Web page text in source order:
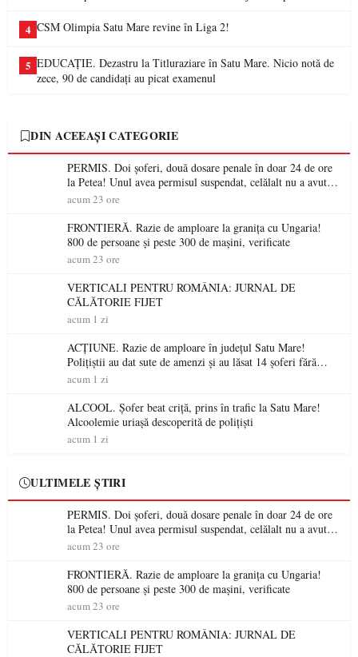
4 CSM Olimpia Satu Mare revine în Liga 2!
5 EDUCAȚIE. Dezastru la Titluraziare în Satu Mare. Nicio notă de
zece, 90 de candidați au picat examenul
DIN ACEEAȘI CATEGORIE
PERMIS. Doi șoferi, două dosare penale în doar 24 de ore
la Petea! Unul avea permisul suspendat, celălalt nu a avut
niciodată permis
acum 23 ore
FRONTIERĂ. Razie de amploare la granița cu Ungaria!
800 de persoane și peste 300 de mașini, verificate
acum 23 ore
VERTICALI PENTRU ROMÂNIA: JURNAL DE
CĂLĂTORIE FIJET
acum 1 zi
ACȚIUNE. Razie de amploare în județul Satu Mare!
Polițiștii au dat sute de amenzi și au lăsat 14 șoferi fără
permis într-o singură zi
acum 1 zi
ALCOOL. Șofer beat criță, prins în trafic la Satu Mare!
Alcoolemie uriașă descoperită de polițiști
acum 1 zi
ULTIMELE ȘTIRI
PERMIS. Doi șoferi, două dosare penale în doar 24 de ore
la Petea! Unul avea permisul suspendat, celălalt nu a avut
niciodată permis
acum 23 ore
FRONTIERĂ. Razie de amploare la granița cu Ungaria!
800 de persoane și peste 300 de mașini, verificate
acum 23 ore
VERTICALI PENTRU ROMÂNIA: JURNAL DE
CĂLĂTORIE FIJET